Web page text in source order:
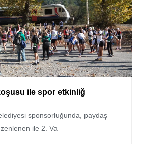
ile spor etkinliğ
sponsorluğunda, paydaş
ile 2. Va